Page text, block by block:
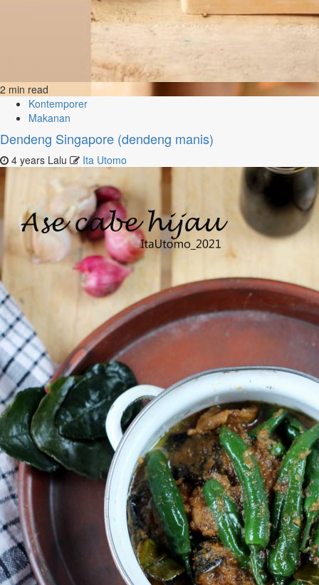
2 min read
Kontemporer
Makanan
Dendeng Singapore (dendeng manis)
4 years Lalu Ita Utomo